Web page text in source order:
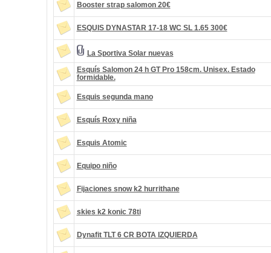
Booster strap salomon 20€
ESQUIS DYNASTAR 17-18 WC SL 1.65 300€
La Sportiva Solar nuevas
Esquís Salomon 24 h GT Pro 158cm. Unisex. Estado
formidable.
Esquis segunda mano
Esquís Roxy niña
Esquis Atomic
Equipo niño
Fijaciones snow k2 hurrithane
skies k2 konic 78ti
Dynafit TLT 6 CR BOTA IZQUIERDA